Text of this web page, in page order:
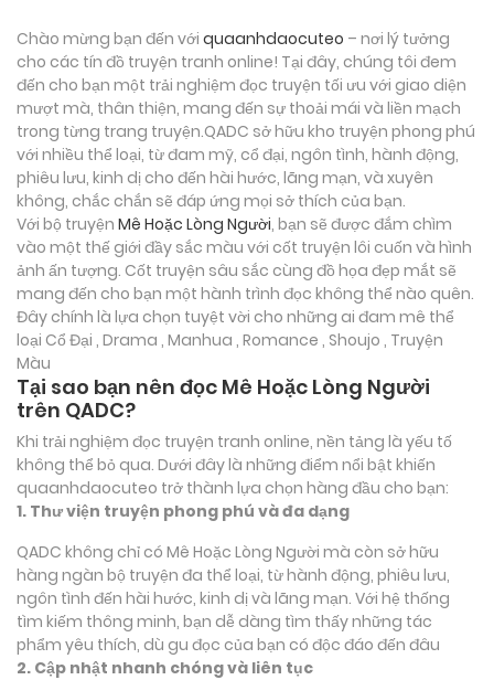
Chào mừng bạn đến với quaanhdaocuteo – nơi lý tưởng
cho các tín đồ truyện tranh online! Tại đây, chúng tôi đem
đến cho bạn một trải nghiệm đọc truyện tối ưu với giao diện
mượt mà, thân thiện, mang đến sự thoải mái và liền mạch
trong từng trang truyện.QADC sở hữu kho truyện phong phú
với nhiều thể loại, từ đam mỹ, cổ đại, ngôn tình, hành động,
phiêu lưu, kinh dị cho đến hài hước, lãng mạn, và xuyên
không, chắc chắn sẽ đáp ứng mọi sở thích của bạn.
Với bộ truyện Mê Hoặc Lòng Người, bạn sẽ được đắm chìm
vào một thế giới đầy sắc màu với cốt truyện lôi cuốn và hình
ảnh ấn tượng. Cốt truyện sâu sắc cùng đồ họa đẹp mắt sẽ
mang đến cho bạn một hành trình đọc không thể nào quên.
Đây chính là lựa chọn tuyệt vời cho những ai đam mê thể
loại Cổ Đại , Drama , Manhua , Romance , Shoujo , Truyện
Màu
Tại sao bạn nên đọc Mê Hoặc Lòng Người
trên QADC?
Khi trải nghiệm đọc truyện tranh online, nền tảng là yếu tố
không thể bỏ qua. Dưới đây là những điểm nổi bật khiến
quaanhdaocuteo trở thành lựa chọn hàng đầu cho bạn:
1. Thư viện truyện phong phú và đa dạng
QADC không chỉ có Mê Hoặc Lòng Người mà còn sở hữu
hàng ngàn bộ truyện đa thể loại, từ hành động, phiêu lưu,
ngôn tình đến hài hước, kinh dị và lãng mạn. Với hệ thống
tìm kiếm thông minh, bạn dễ dàng tìm thấy những tác
phẩm yêu thích, dù gu đọc của bạn có độc đáo đến đâu
2. Cập nhật nhanh chóng và liên tục